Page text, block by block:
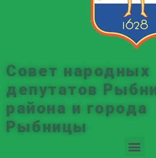
Совет народных
депутатов
района и города
Рыбницы